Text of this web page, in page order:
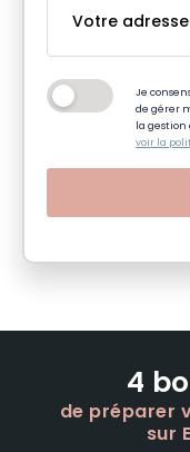
Je
de gérer
la gestion
voir la
4
de préparer
sur